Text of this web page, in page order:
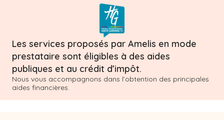
Les services proposés par Amelis en mode
prestataire sont éligibles à des aides
publiques et au crédit d’impôt.
Nous vous accompagnons dans l’obtention des principales
aides financières.